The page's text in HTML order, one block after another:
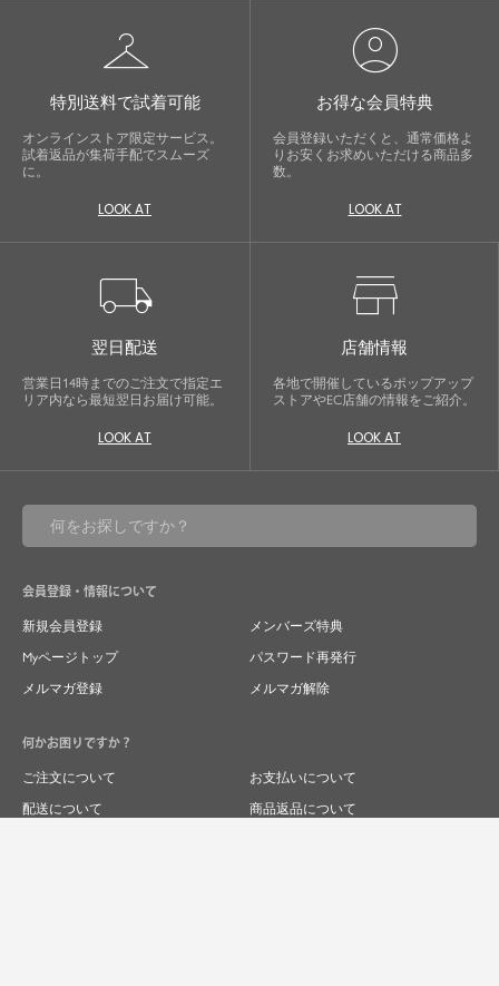
checkroom
特別送料で試着可能
オンラインストア限定サービス。
試着返品が集荷手配でスムーズ
に。
LOOK AT
account_circle
お得な会員特典
会員登録いただくと、通常価格よ
りお安くお求めいただける商品多
数。
LOOK AT
local_shipping
翌日配送
営業日14時までのご注文で指定エ
リア内なら最短翌日お届け可能。
LOOK AT
store
店舗情報
各地で開催しているポップアップ
ストアやEC店舗の情報をご紹介。
LOOK AT
会員登録・情報について
新規会員登録
メンバーズ特典
Myページトップ
パスワード再発行
メルマガ登録
メルマガ解除
何かお困りですか？
ご注文について
お支払いについて
配送について
商品返品について